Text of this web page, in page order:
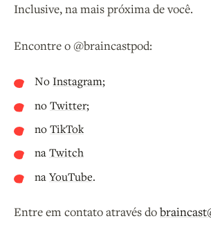
Inclusive, na mais próxima de você.
Encontre o @braincastpod:
NoInstagram;
noTwitter;
noTikTok
naTwitch
naYouTube.
Entre em contato através do